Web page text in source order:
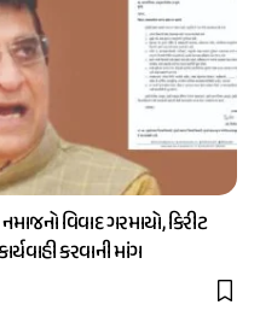
વિવાદ ગરમાયો, કિરીટ
કરવાની માંગ